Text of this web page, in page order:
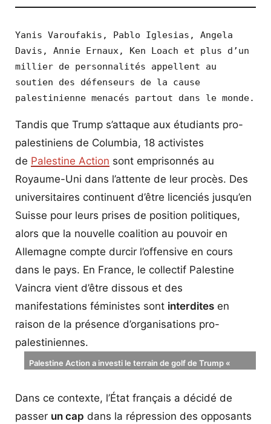
Yanis Varoufakis, Pablo Iglesias, Angela
Davis, Annie Ernaux, Ken Loach et plus d’un
millier de personnalités appellent au
soutien des défenseurs de la cause
palestinienne menacés partout dans le monde.
Tandis que Trump s’attaque aux étudiants pro-
palestiniens de Columbia, 18 activistes
de Palestine Action sont emprisonnés au
Royaume-Uni dans l’attente de leur procès. Des
universitaires continuent d’être licenciés jusqu’en
Suisse pour leurs prises de position politiques,
alors que la nouvelle coalition au pouvoir en
Allemagne compte durcir l’offensive en cours
dans le pays. En France, le collectif Palestine
Vaincra vient d’être dissous et des
manifestations féministes sont interdites en
raison de la présence d’organisations pro-
palestiniennes.
Palestine Action a investi le terrain de golf de Trump «
GAZA N’EST PAS À VENDRE » – Image de drone (Hassan
Ghani, journaliste indépendant)
Dans ce contexte, l’État français a décidé de
passer un cap dans la répression des opposants